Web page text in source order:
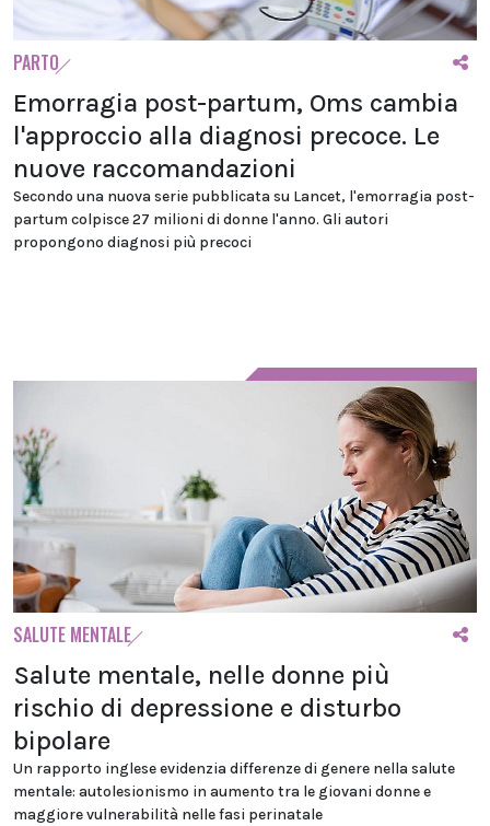
PARTO
Emorragia post-partum, Oms cambia
l'approccio alla diagnosi precoce. Le
nuove raccomandazioni
Secondo una nuova serie pubblicata su Lancet, l'emorragia post-
partum colpisce 27 milioni di donne l'anno. Gli autori
propongono diagnosi più precoci
SALUTE MENTALE
Salute mentale, nelle donne più
rischio di depressione e disturbo
bipolare
Un rapporto inglese evidenzia differenze di genere nella salute
mentale: autolesionismo in aumento tra le giovani donne e
maggiore vulnerabilità nelle fasi perinatale